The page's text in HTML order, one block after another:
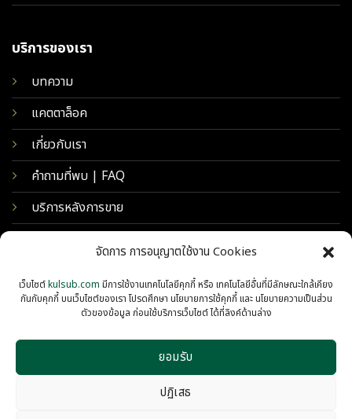
จัดการ การอนุญาตใช้งาน Cookies
เว็บไซต์kulsub.com มีการใช้งานเทคโนโลยีคุกกี้ หรือ เทคโนโลยีอื่นที่มีลักษณะใกล้เคียง
กันกับคุกกี้ บนเว็บไซต์ของเรา โปรดศึกษา นโยบายการใช้คุกกี้ และ นโยบายความเป็นส่วน
ตัวของข้อมูล ก่อนใช้บริการเว็บไซต์ ได้ที่ลิงค์ด้านล่าง
ยอมรับ
ปฏิเสธ
บริการของเรา
บทความ
แคตตาล็อค
เกี่ยวกับเรา
คำถามที่พบ | FAQ
บริการหลังการขาย
© 2026 KULSUB INTERTRADING
PRIVACY COOKIES